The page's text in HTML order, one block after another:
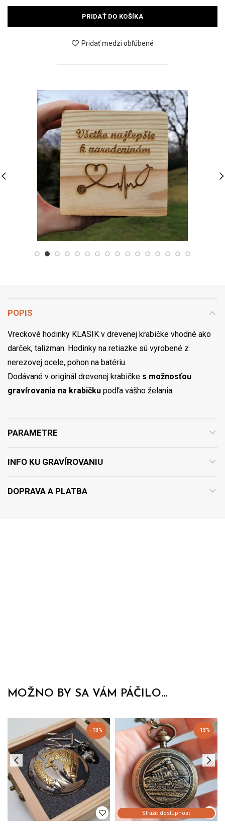
PRIDAŤ DO KOŠÍKA
Pridať medzi obľúbené
POPIS
Vreckové hodinky KLASIK v drevenej krabičke vhodné ako
darček, talizman. Hodinky na retiazke sú vyrobené z
nerezovej ocele, pohon na batériu.
Dodávané v originál drevenej krabičke s možnosťou
gravírovania na krabičku podľa vášho želania.
PARAMETRE
INFO KU GRAVÍROVANIU
DOPRAVA A PLATBA
MOŽNO BY SA VÁM PÁČILO...
-13% -13%
Strážiť dostupnosť